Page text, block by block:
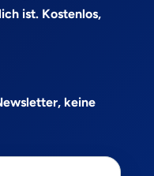
ist. Kostenlos,
keine